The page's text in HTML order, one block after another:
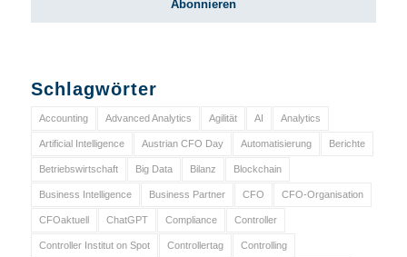
Schlagwörter
Accounting Advanced Analytics Agilität AI Analytics
Artificial Intelligence Austrian CFO Day Automatisierung Berichte
Betriebswirtschaft Big Data Bilanz Blockchain
Business Intelligence Business Partner CFO CFO-Organisation
CFOaktuell ChatGPT Compliance Controller
Controller Institut on Spot Controllertag Controlling